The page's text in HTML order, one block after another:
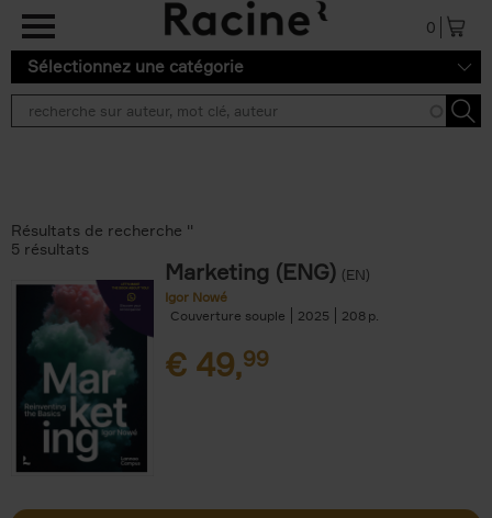
Aller au contenu principal
0
Sélectionnez une catégorie
Résultats de recherche ''
5 résultats
Marketing (ENG) (EN)
Igor Nowé
Couverture souple
2025 208
€ 49,99